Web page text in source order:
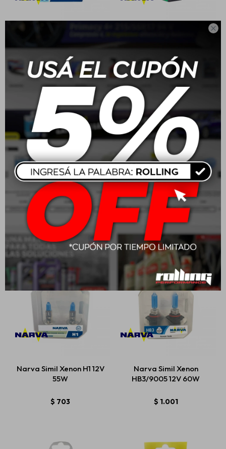

Narva Led T20 12V 21W
$654 $659
Narva Simil Xenon H3 12V
Narva Simil Xenon HB4
(9006) 12V 55W
990
Narva Simil Xenon H1 12V
55W
$ 703
Narva Simil Xenon
HB3/9005 12V 60W
$ 1.001